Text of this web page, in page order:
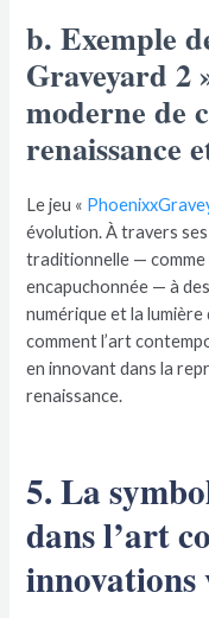
b. Exemple
Graveyard 2
moderne de
renaissance
Le jeu «
évolution. À travers ses
traditionnelle —
encapuchonnée — à
numérique et la
comment l’art
en innovant dans la
renaissance.
5. La
dans l’art
innovations